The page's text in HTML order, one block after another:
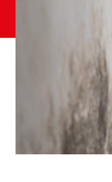
Ausbildung